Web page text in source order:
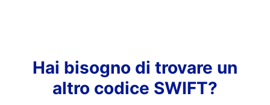
Hai bisogno di trovare un
altro codice SWIFT?